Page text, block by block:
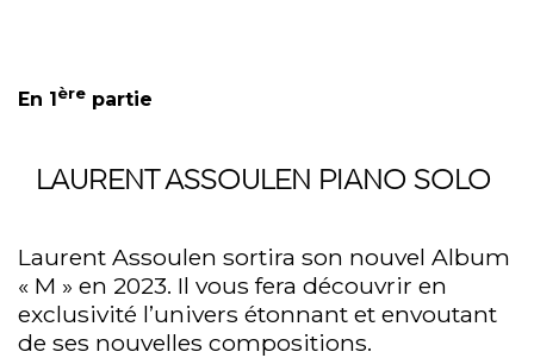
En 1 ère partie
LAURENT ASSOULEN PIANO SOLO
Laurent Assoulen sortira son nouvel Album
« M » en 2023. Il vous fera découvrir en
exclusivité l’univers étonnant et envoutant
de ses nouvelles compositions.